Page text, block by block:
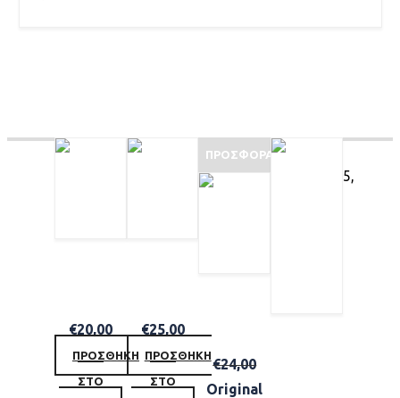
€20,00
ΠΡΟΣΘΉΚΗ
ΣΤΟ
€25,00
ΠΡΟΣΘΉΚΗ
ΣΤΟ
ΠΡΟΣΦΟΡΆ!
€24,00
Original
5,